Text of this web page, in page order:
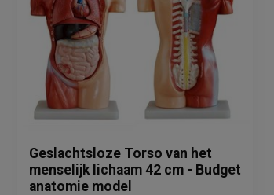
Geslachtsloze Torso van het
menselijk lichaam 42 cm - Budget
anatomie model